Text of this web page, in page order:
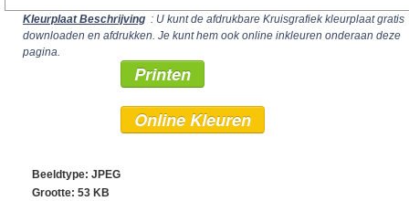
Kleurplaat Beschrijving : U kunt de afdrukbare Kruisgrafiek kleurplaat gratis
downloaden en afdrukken. Je kunt hem ook online inkleuren onderaan deze
pagina.
Printen
Online Kleuren
Beeldtype: JPEG
Grootte: 53 KB